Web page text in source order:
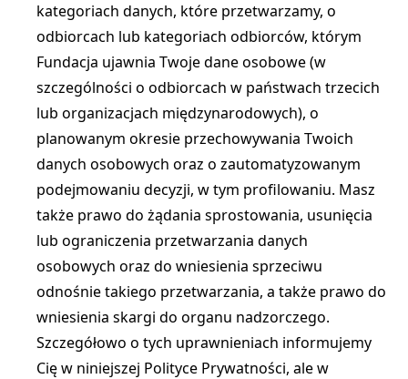
kategoriach danych, które przetwarzamy, o
odbiorcach lub kategoriach odbiorców, którym
Fundacja ujawnia Twoje dane osobowe (w
szczególności o odbiorcach w państwach trzecich
lub organizacjach międzynarodowych), o
planowanym okresie przechowywania Twoich
danych osobowych oraz o zautomatyzowanym
podejmowaniu decyzji, w tym profilowaniu. Masz
także prawo do żądania sprostowania, usunięcia
lub ograniczenia przetwarzania danych
osobowych oraz do wniesienia sprzeciwu
odnośnie takiego przetwarzania, a także prawo do
wniesienia skargi do organu nadzorczego.
Szczegółowo o tych uprawnieniach informujemy
Cię w niniejszej Polityce Prywatności, ale w